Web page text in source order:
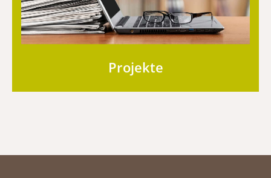
Projekte
Erfahren Sie hier mehr